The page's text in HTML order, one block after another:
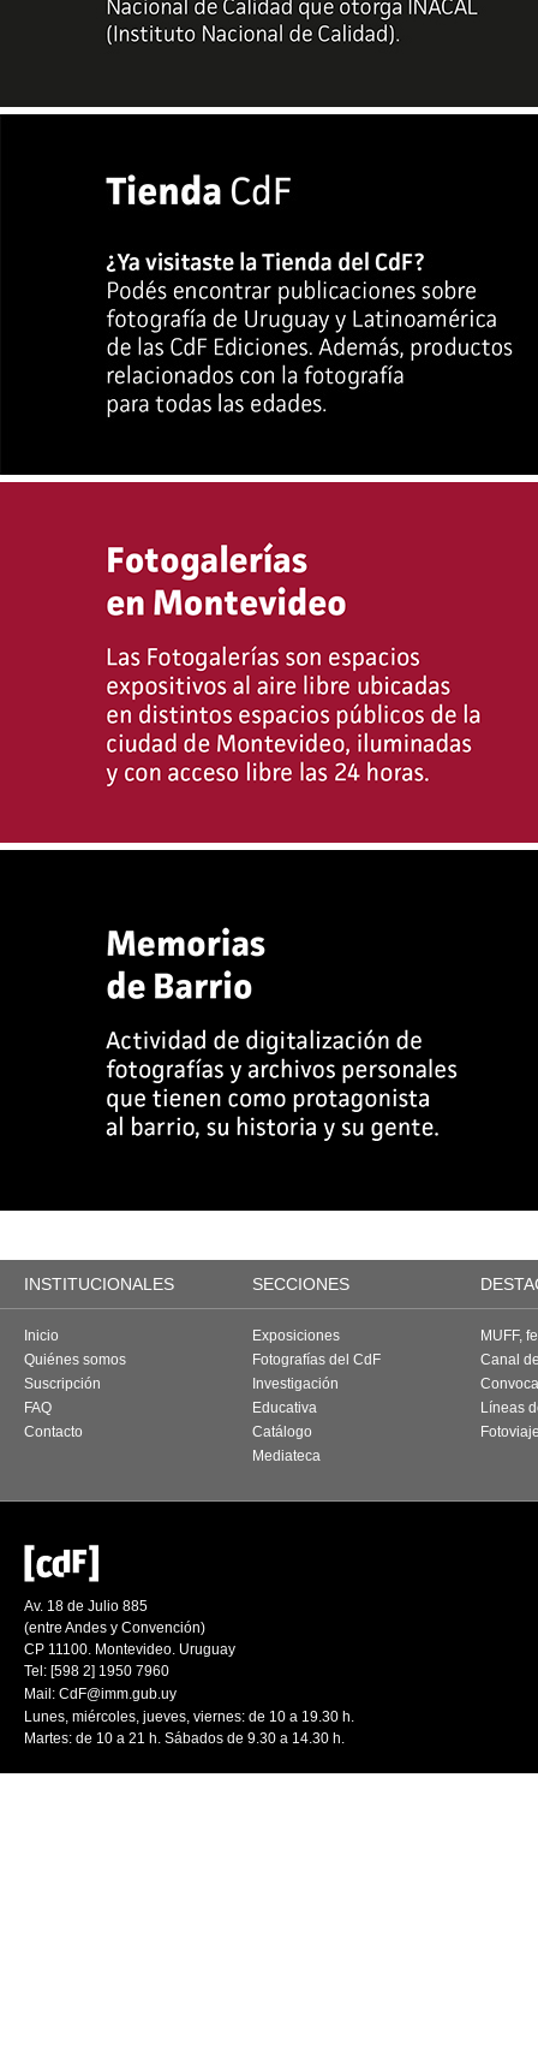
INSTITUCIONALES SECCIONES
Inicio
Quiénes somos
Suscripción
FAQ
Contacto
Exposiciones
Fotografías del CdF
Investigación
Educativa
Catálogo
Mediateca
MUFF,
Canal
Líneas
Av. 18 de Julio 885
(entre Andes y Convención)
CP 11100. Montevideo. Uruguay
Tel: [598 2] 1950 7960
Mail: CdF@imm.gub.uy
Lunes, miércoles, jueves, viernes: de 10 a 19.30 h.
Martes: de 10 a 21 h. Sábados de 9.30 a 14.30 h.